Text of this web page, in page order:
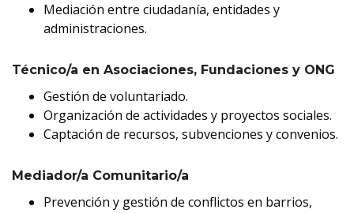
Mediación entre ciudadanía, entidades y
administraciones.
Técnico/a en Asociaciones, Fundaciones y ONG
Gestión de voluntariado.
Organización de actividades y proyectos sociales.
Captación de recursos, subvenciones y convenios.
Mediador/a Comunitario/a
Prevención y gestión de conflictos en barrios,